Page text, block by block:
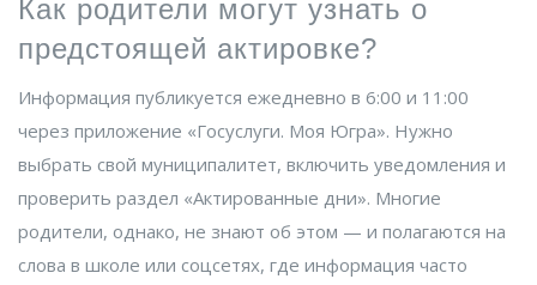
Как родители могут узнать о
предстоящей актировке?
Информация публикуется ежедневно в 6:00 и 11:00
через приложение «Госуслуги. Моя Югра». Нужно
выбрать свой муниципалитет, включить уведомления и
проверить раздел «Актированные дни». Многие
родители, однако, не знают об этом — и полагаются на
слова в школе или соцсетях, где информация часто